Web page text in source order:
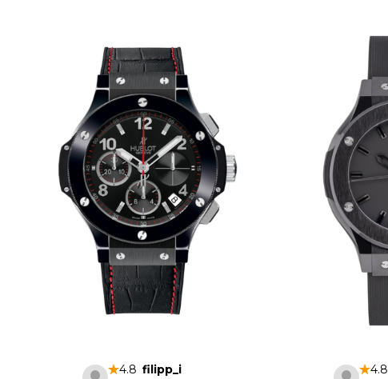
4.8 filipp_i 4.8